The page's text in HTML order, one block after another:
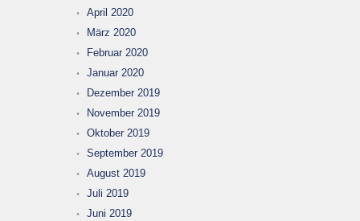
April 2020
März 2020
Februar 2020
Januar 2020
Dezember 2019
November 2019
Oktober 2019
September 2019
August 2019
Juli 2019
Juni 2019